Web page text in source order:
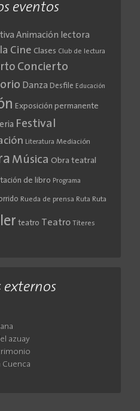
eventos
Animación lectora
Cine Clases Club de lectura
Concierto
Danza Desfile Educación
Exposición permanente
Festival
Literatura Mediación
Música Obra teatral
de libro Programa
Rueda de prensa Ruta Ruta
teatro Teatro Títeres
externos
azuay
Cuenca